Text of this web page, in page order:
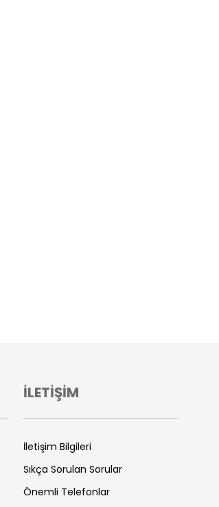
İLETİŞİM
İletişim Bilgileri
Sıkça Sorulan Sorular
Önemli Telefonlar